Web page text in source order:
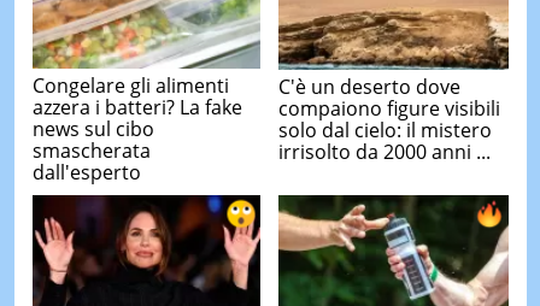
Congelare gli alimenti
azzera i batteri? La fake
news sul cibo
smascherata
dall'esperto
C'è un deserto dove
compaiono figure visibili
solo dal cielo: il mistero
irrisolto da 2000 anni ...